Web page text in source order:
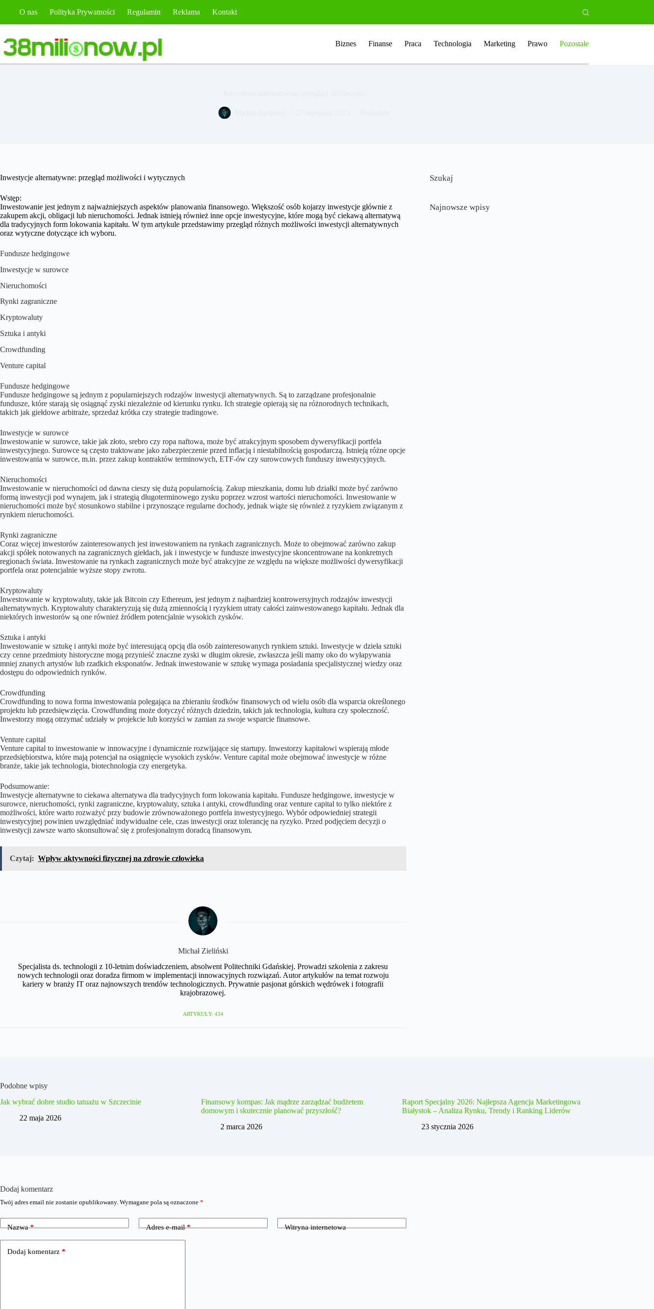
O nas Polityka Prywatności Regulamin Reklama Kontakt
Biznes Finanse Praca Technologia Marketing Prawo Pozostałe
Inwestycje alternatywne: przegląd możliwości i wytycznych
Wstęp:
Inwestowanie jest jednym z najważniejszych aspektów planowania finansowego. Większość osób kojarzy inwestycje głównie z
zakupem akcji, obligacji lub nieruchomości. Jednak istnieją również inne opcje inwestycyjne, które mogą być ciekawą alternatywą
dla tradycyjnych form lokowania kapitału. W tym artykule przedstawimy przegląd różnych możliwości inwestycji alternatywnych
oraz wytyczne dotyczące ich wyboru.
Fundusze hedgingowe
Inwestycje w surowce
Nieruchomości
Rynki zagraniczne
Kryptowaluty
Sztuka i antyki
Crowdfunding
Venture capital
Fundusze hedgingowe
Fundusze hedgingowe są jednym z popularniejszych rodzajów inwestycji alternatywnych. Są to zarządzane profesjonalnie
fundusze, które starają się osiągnąć zyski niezależnie od kierunku rynku. Ich strategie opierają się na różnorodnych technikach,
takich jak giełdowe arbitraże, sprzedaż krótka czy strategie tradingowe.
Inwestycje w surowce
Inwestowanie w surowce, takie jak złoto, srebro czy ropa naftowa, może być atrakcyjnym sposobem dywersyfikacji portfela
inwestycyjnego. Surowce są często traktowane jako zabezpieczenie przed inflacją i niestabilnością gospodarczą. Istnieją różne opcje
inwestowania w surowce, m.in. przez zakup kontraktów terminowych, ETF-ów czy surowcowych funduszy inwestycyjnych.
Nieruchomości
Inwestowanie w nieruchomości od dawna cieszy się dużą popularnością. Zakup mieszkania, domu lub działki może być zarówno
formą inwestycji pod wynajem, jak i strategią długoterminowego zysku poprzez wzrost wartości nieruchomości. Inwestowanie w
nieruchomości może być stosunkowo stabilne i przynoszące regularne dochody, jednak wiąże się również z ryzykiem związanym z
rynkiem nieruchomości.
Rynki zagraniczne
Coraz więcej inwestorów zainteresowanych jest inwestowaniem na rynkach zagranicznych. Może to obejmować zarówno zakup
akcji spółek notowanych na zagranicznych giełdach, jak i inwestycje w fundusze inwestycyjne skoncentrowane na konkretnych
regionach świata. Inwestowanie na rynkach zagranicznych może być atrakcyjne ze względu na większe możliwości dywersyfikacji
portfela oraz potencjalnie wyższe stopy zwrotu.
Kryptowaluty
Inwestowanie w kryptowaluty, takie jak Bitcoin czy Ethereum, jest jednym z najbardziej kontrowersyjnych rodzajów inwestycji
alternatywnych. Kryptowaluty charakteryzują się dużą zmiennością i ryzykiem utraty całości zainwestowanego kapitału. Jednak dla
niektórych inwestorów są one również źródłem potencjalnie wysokich zysków.
Sztuka i antyki
Inwestowanie w sztukę i antyki może być interesującą opcją dla osób zainteresowanych rynkiem sztuki. Inwestycje w dzieła sztuki
czy cenne przedmioty historyczne mogą przynieść znaczne zyski w długim okresie, zwłaszcza jeśli mamy oko do wyłapywania
mniej znanych artystów lub rzadkich eksponatów. Jednak inwestowanie w sztukę wymaga posiadania specjalistycznej wiedzy oraz
dostępu do odpowiednich rynków.
Crowdfunding
Crowdfunding to nowa forma inwestowania polegająca na zbieraniu środków finansowych od wielu osób dla wsparcia określonego
projektu lub przedsięwzięcia. Crowdfunding może dotyczyć różnych dziedzin, takich jak technologia, kultura czy społeczność.
Inwestorzy mogą otrzymać udziały w projekcie lub korzyści w zamian za swoje wsparcie finansowe.
Venture capital
Venture capital to inwestowanie w innowacyjne i dynamicznie rozwijające się startupy. Inwestorzy kapitałowi wspierają młode
przedsiębiorstwa, które mają potencjał na osiągnięcie wysokich zysków. Venture capital może obejmować inwestycje w różne
branże, takie jak technologia, biotechnologia czy energetyka.
Podsumowanie:
Inwestycje alternatywne to ciekawa alternatywa dla tradycyjnych form lokowania kapitału. Fundusze hedgingowe, inwestycje w
surowce, nieruchomości, rynki zagraniczne, kryptowaluty, sztuka i antyki, crowdfunding oraz venture capital to tylko niektóre z
możliwości, które warto rozważyć przy budowie zrównoważonego portfela inwestycyjnego. Wybór odpowiedniej strategii
inwestycyjnej powinien uwzględniać indywidualne cele, czas inwestycji oraz tolerancję na ryzyko. Przed podjęciem decyzji o
inwestycji zawsze warto skonsultować się z profesjonalnym doradcą finansowym.
Czytaj: Wpływ aktywności fizycznej na zdrowie człowieka
Michał Zieliński
Specjalista ds. technologii z 10-letnim doświadczeniem, absolwent Politechniki Gdańskiej. Prowadzi szkolenia z zakresu
nowych technologii oraz doradza firmom w implementacji innowacyjnych rozwiązań. Autor artykułów na temat rozwoju
kariery w branży IT oraz najnowszych trendów technologicznych. Prywatnie pasjonat górskich wędrówek i fotografii
krajobrazowej.
ARTYKUŁY: 434
Szukaj
Najnowsze wpisy
Podobne wpisy
Jak wybrać dobre studio tatuażu w Szczecinie
22 maja 2026
Finansowy kompas: Jak mądrze zarządzać budżetem
domowym i skutecznie planować przyszłość?
2 marca 2026
Raport Specjalny 2026: Najlepsza Agencja Marketingowa
Białystok – Analiza Rynku, Trendy i Ranking Liderów
23 stycznia 2026
Dodaj komentarz
Twój adres email nie zostanie opublikowany. Wymagane pola są oznaczone *
Nazwa* Adres e-mail* Witryna internetowa
Dodaj komentarz *